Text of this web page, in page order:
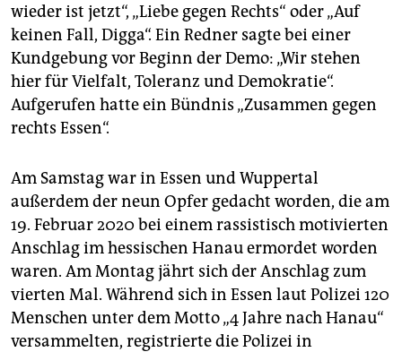
wieder ist jetzt“, „Liebe gegen Rechts“ oder „Auf
keinen Fall, Digga“. Ein Redner sagte bei einer
Kundgebung vor Beginn der Demo: „Wir stehen
hier für Vielfalt, Toleranz und Demokratie“.
Aufgerufen hatte ein Bündnis „Zusammen gegen
rechts Essen“.
Am Samstag war in Essen und Wuppertal
außerdem der neun Opfer gedacht worden, die am
19. Februar 2020 bei einem rassistisch motivierten
Anschlag im hessischen Hanau ermordet worden
waren. Am Montag jährt sich der Anschlag zum
vierten Mal. Während sich in Essen laut Polizei 120
Menschen unter dem Motto „4 Jahre nach Hanau“
versammelten, registrierte die Polizei in